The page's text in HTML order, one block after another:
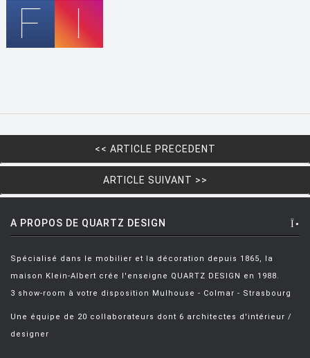
LAPALMA
MAGIS
MARTINELLI LUCE
MAXALTO
MENU
<< ARTICLE PRECEDENT
ARTICLE SUIVANT >>
A PROPOS DE QUARTZ DESIGN
Spécialisé dans le mobilier et la décoration depuis 1865, la
maison Klein-Albert crée l'enseigne QUARTZ DESIGN en 1988.
3 show-room à votre disposition Mulhouse - Colmar - Strasbourg
Une équipe de 20 collaborateurs dont 6 architectes d'intérieur /
designer